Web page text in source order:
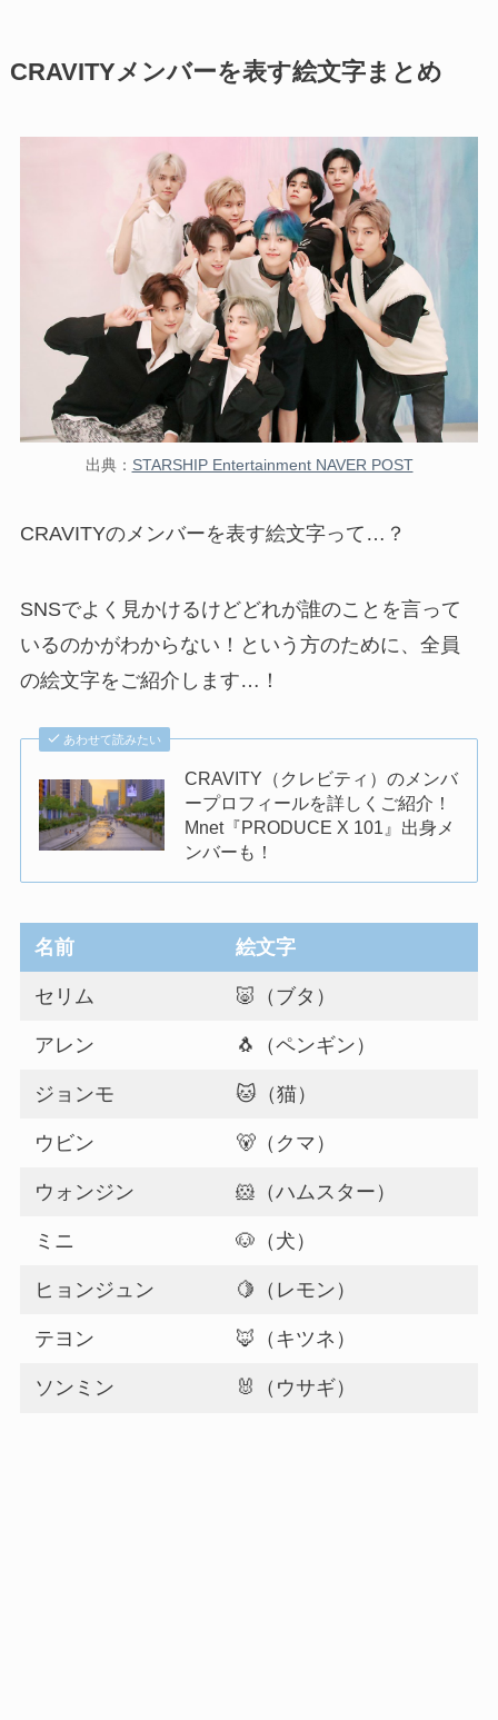
CRAVITYメンバーを表す絵文字まとめ
出典： STARSHIP Entertainment NAVER POST
CRAVITYのメンバーを表す絵文字って…？
SNSでよく見かけるけどどれが誰のことを言って
いるのかがわからない！という方のために、 全員
の絵文字をご紹介 します…！
あわせて読みたい
CRAVITY（クレビティ）のメンバ
ープロフィールを詳しくご紹介！
Mnet『PRODUCE X 101』出身メ
ンバーも！
名前 絵文字
セリム 🐷（ブタ）
アレン 🐧（ペンギン）
ジョンモ 🐱（猫）
ウビン 🐻（クマ）
ウォンジン 🐹（ハムスター）
ミニ 🐶（犬）
ヒョンジュン 🍋（レモン）
テヨン 🦊（キツネ）
ソンミン 🐰（ウサギ）